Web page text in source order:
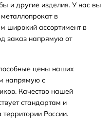
и другие изделия. У нас вы
в
широкий ассортимент в
заказ напрямую от
цены наших
напрямую с
Качество нашей
стандартам и
России.